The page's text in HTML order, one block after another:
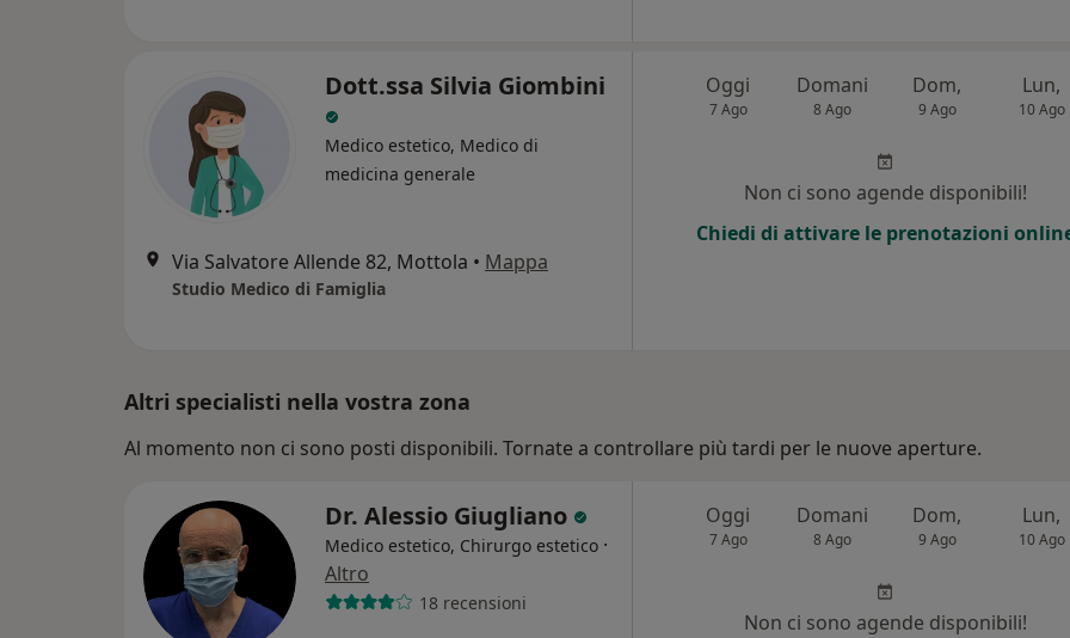
Dott.ssa Silvia Giombini
Medico estetico, Medico di
medicina generale
Via Salvatore Allende 82, Mottola • Mappa
Studio Medico di Famiglia
Oggi
7 Ago
Domani
8 Ago
Dom,
9 Ago
Lun,
10 Ago
Non ci sono agende disponibili!
Chiedi di attivare le prenotazioni
Altri specialisti nella vostra zona
Al momento non ci sono posti disponibili. Tornate a controllare più tardi per le nuove aperture.
Dr. Alessio Giugliano
Medico estetico, Chirurgo estetico ·
Altro
18 recensioni
Oggi
7 Ago
Domani
8 Ago
Dom,
9 Ago
Lun,
10 Ago
Non ci sono agende disponibili!